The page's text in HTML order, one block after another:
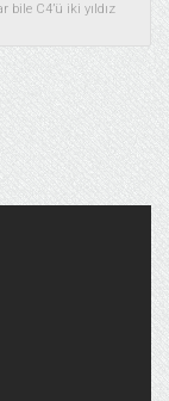
bile C4’ü iki yıldız